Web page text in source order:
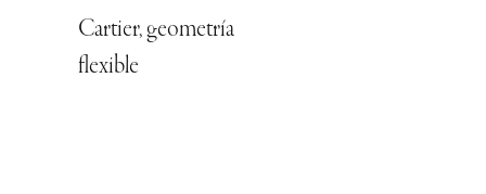
Cartier, geometría
flexible